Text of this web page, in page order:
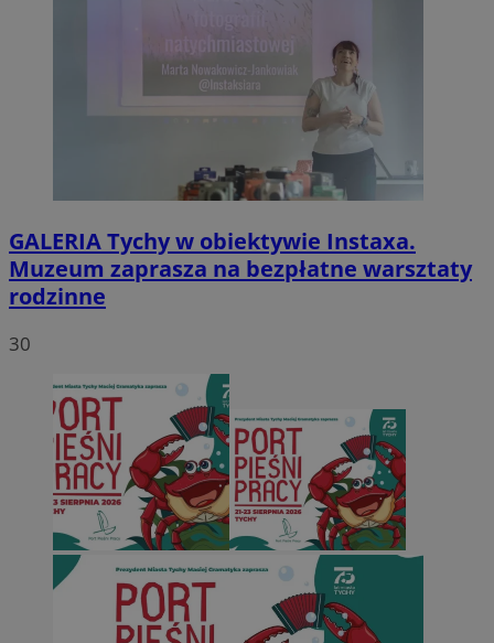
GALERIATychy w obiektywie Instaxa.
Muzeum zaprasza na bezpłatne warsztaty
rodzinne
30